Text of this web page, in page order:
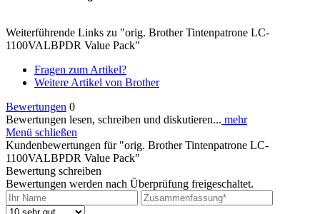
Weiterführende Links zu "orig. Brother Tintenpatrone LC-
1100VALBPDR Value Pack"
Fragen zum Artikel?
Weitere Artikel von Brother
Bewertungen 0
Bewertungen lesen, schreiben und diskutieren... mehr
Menü schließen
Kundenbewertungen für "orig. Brother Tintenpatrone LC-
1100VALBPDR Value Pack"
Bewertung schreiben
Bewertungen werden nach Überprüfung freigeschaltet.